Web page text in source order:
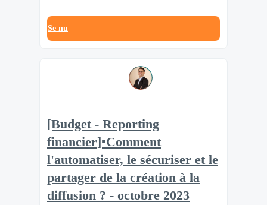
Se nu
[Budget - Reporting
financier]▪️Comment
l'automatiser, le sécuriser et le
partager de la création à la
diffusion ? - octobre 2023